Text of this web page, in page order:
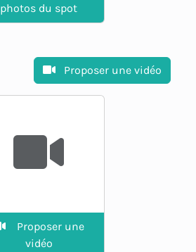
photos du spot
Proposer une vidéo
Proposer une
vidéo